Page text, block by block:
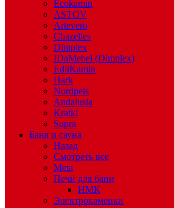
Ecokamin
ASTOV
Artevero
Chazelles
Dimplex
IDaMebel (Dimplex)
EdilKamin
Hark
Nordpeis
Andalusia
Kratki
Supra
Баня и сауна
Назад
Смотреть все
Meta
Печи для бани
НМК
Электрокаменки